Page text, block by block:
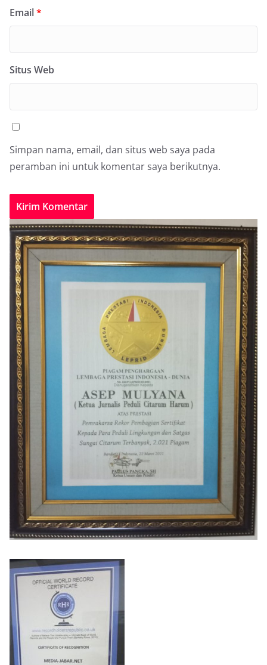
Email*
Situs Web
Simpan nama, email, dan situs web saya pada
peramban ini untuk komentar saya berikutnya.